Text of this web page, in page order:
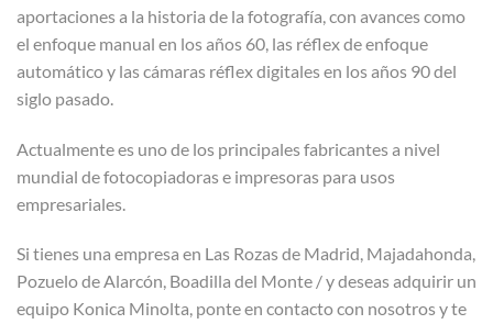
aportaciones a la historia de la fotografía, con avances como
el enfoque manual en los años 60, las réflex de enfoque
automático y las cámaras réflex digitales en los años 90 del
siglo pasado.
Actualmente es uno de los principales fabricantes a nivel
mundial de fotocopiadoras e impresoras para usos
empresariales.
Si tienes una empresa en Las Rozas de Madrid, Majadahonda,
Pozuelo de Alarcón, Boadilla del Monte / y deseas adquirir un
equipo Konica Minolta, ponte en contacto con nosotros y te